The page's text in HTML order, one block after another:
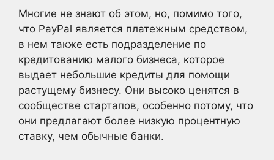
Многие не знают об этом, но, помимо того,
что PayPal является платежным средством,
в нем также есть подразделение по
кредитованию малого бизнеса, которое
выдает небольшие кредиты для помощи
растущему бизнесу. Они высоко ценятся в
сообществе стартапов, особенно потому, что
они предлагают более низкую процентную
ставку, чем обычные банки.